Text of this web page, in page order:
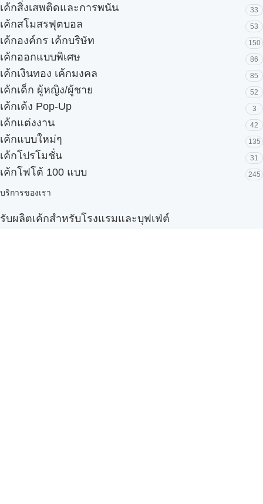
เค้กสิ่งเสพติดและการพนัน 33
เค้กสโมสรฟุตบอล 53
เค้กองค์กร เค้กบริษัท 150
เค้กออกแบบพิเศษ 86
เค้กเงินทอง เค้กมงคล 85
เค้กเด็ก ผู้หญิง/ผู้ชาย 52
เค้กเด้ง Pop-Up 3
เค้กแต่งงาน 42
เค้กแบบใหม่ๆ 135
เค้กโปรโมชั่น 31
เค้กโฟโต้ 100 แบบ 245
บริการของเรา
รับผลิตเค้กสำหรับโรงแรมและบุฟเฟ่ต์